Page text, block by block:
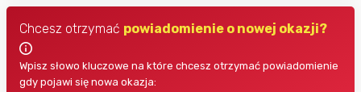
Chcesz otrzymać powiadomienie o nowej okazji?
Wpisz słowo kluczowe na które chcesz otrzymać powiadomienie
gdy pojawi się nowa okazja: